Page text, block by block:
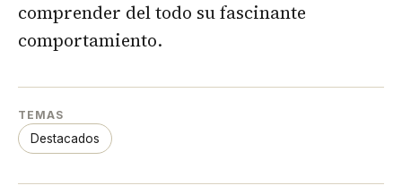
comprender del todo su fascinante
comportamiento.
TEMAS
Destacados